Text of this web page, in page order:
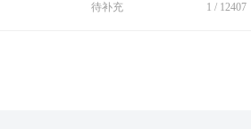
待补充 1 / 12407